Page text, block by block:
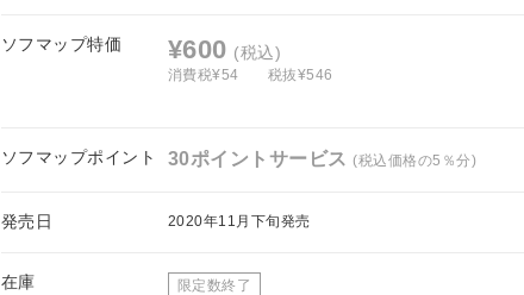
ソフマップ特価 ¥600 (税込)
消費税¥54 税抜¥546
ソフマップポイント 30ポイントサービス(税込価格の5％分)
発売日 2020年11月下旬発売
在庫 限定数終了